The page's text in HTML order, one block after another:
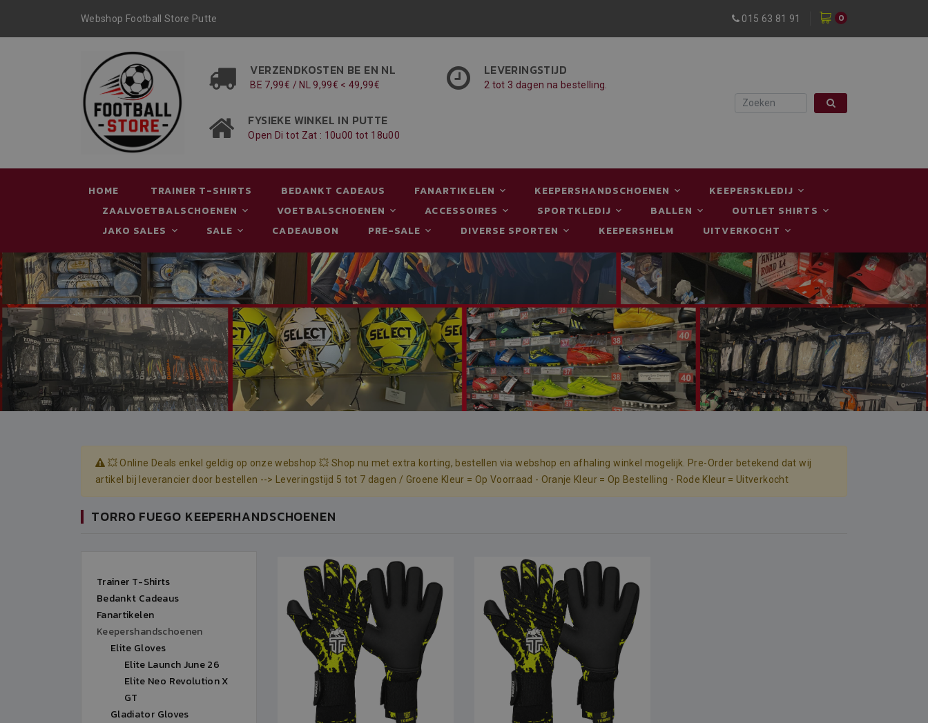
Webshop Football Store Putte 015 63 81 91 0
VERZENDKOSTEN BE EN NL
BE 7,99€ / NL 9,99€ < 49,99€
LEVERINGSTIJD
2 tot 3 dagen na bestelling.
FYSIEKE WINKEL IN PUTTE
Open Di tot Zat : 10u00 tot 18u00
HOME TRAINER T-SHIRTS BEDANKT CADEAUS FANARTIKELEN KEEPERSHANDSCHOENEN
KEEPERSKLEDIJ
ZAALVOETBALSCHOENEN
VOETBALSCHOENEN ACCESSOIRES SPORTKLEDIJ BALLEN
OUTLET SHIRTS
JAKO SALES
SALE CADEAUBON PRE-SALE DIVERSE SPORTEN KEEPERSHELM UITVERKOCHT
💥 Online Deals enkel geldig op onze webshop 💥 Shop nu met extra korting, bestellen via webshop en afhaling winkel mogelijk. Pre-Order betekend dat wij
artikel bij leverancier door bestellen --> Leveringstijd 5 tot 7 dagen / Groene Kleur = Op Voorraad - Oranje Kleur = Op Bestelling - Rode Kleur = Uitverkocht
TORRO FUEGO KEEPERHANDSCHOENEN
Trainer T-Shirts
Bedankt Cadeaus
Fanartikelen
Keepershandschoenen
Elite Gloves
Elite Launch June 26
Elite Neo Revolution X
GT
Gladiator Gloves